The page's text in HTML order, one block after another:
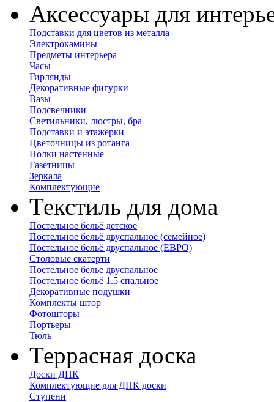
Аксессуары для
Подставки для цветов из металла
Электрокамины
Предметы интерьера
Часы
Гирлянды
Декоративные фигурки
Вазы
Подсвечники
Светильники, люстры, бра
Подставки и этажерки
Цветочницы из ротанга
Полки настенные
Газетницы
Зеркала
Комплектующие
Текстиль для дома
Постельное бельё детское
Постельное бельё двуспальное (семейное)
Постельное бельё двуспальное (ЕВРО)
Столовые скатерти
Постельное белье двуспальное
Постельное бельё 1.5 спальное
Декоративные подушки
Комплекты штор
Фотошторы
Портьеры
Тюль
Террасная доска
Доски ДПК
Комплектующие для ДПК доски
Ступени